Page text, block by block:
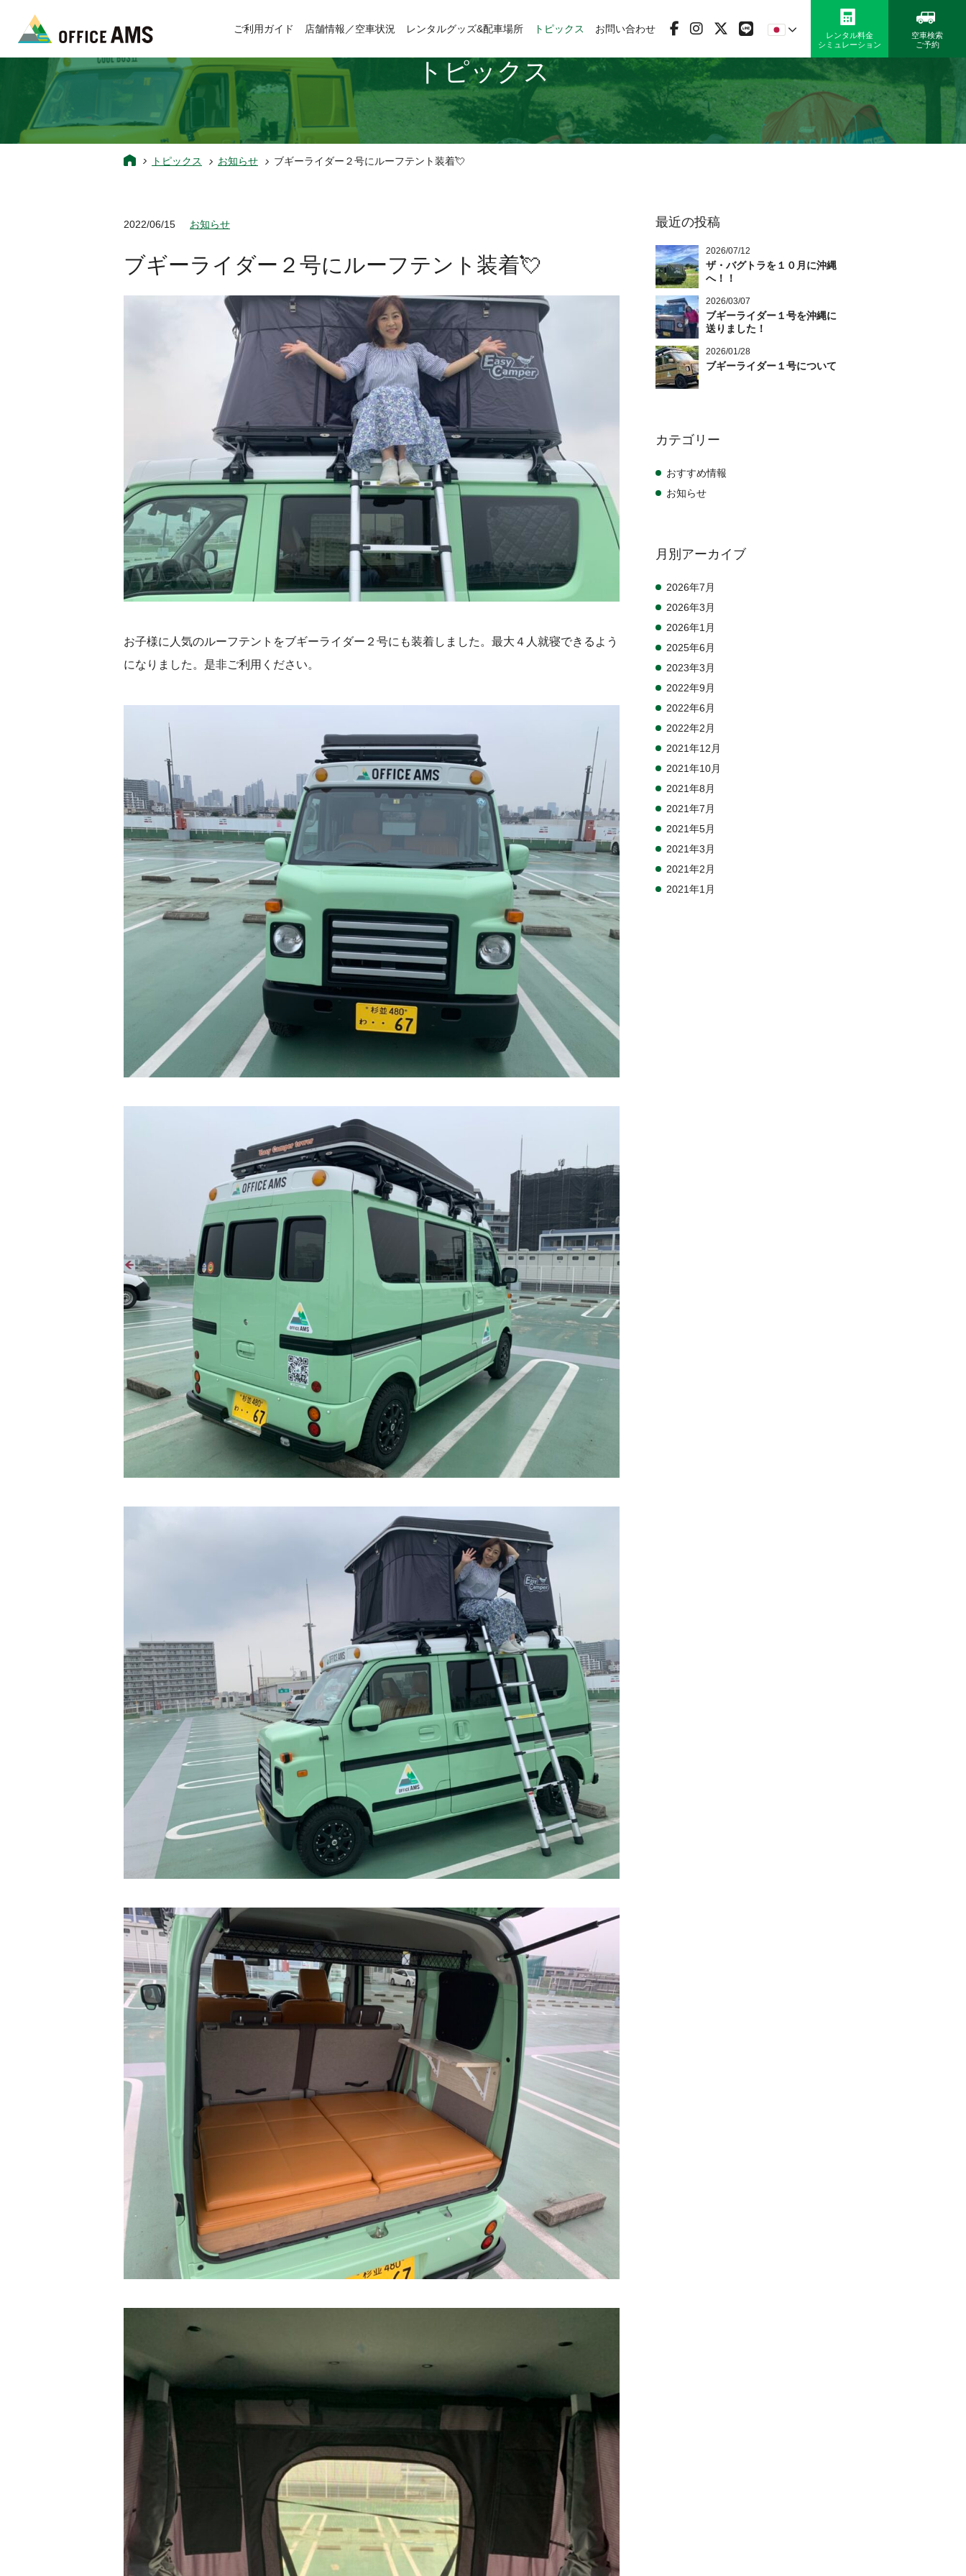
ご利用ガイド 店舗情報／空車状況 レンタルグッズ&配車場所 トピックス お問い合わせ
レンタル料金
シミュレーション
空車検索
ご予約
トピックス
トピックス お知らせ ブギーライダー２号にルーフテント装着💘
2022/06/15 お知らせ
ブギーライダー２号にルーフテント装着💘
お子様に人気のルーフテントをブギーライダー２号にも装着しました。最大４人就寝できるよう
になりました。是非ご利用ください。
最近の投稿
2026/07/12
ザ・バグトラを１０月に沖縄
へ！！
2026/03/07
ブギーライダー１号を沖縄に
送りました！
2026/01/28
ブギーライダー１号について
カテゴリー
おすすめ情報
お知らせ
月別アーカイブ
2026年7月
2026年3月
2026年1月
2025年6月
2023年3月
2022年9月
2022年6月
2022年2月
2021年12月
2021年10月
2021年8月
2021年7月
2021年5月
2021年3月
2021年2月
2021年1月